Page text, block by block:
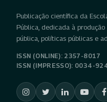
Publicação científica da
Pública, dedicada à
pública, políticas públicas e
ISSN (ONLINE): 2357-8017
ISSN (IMPRESSO): 0034-